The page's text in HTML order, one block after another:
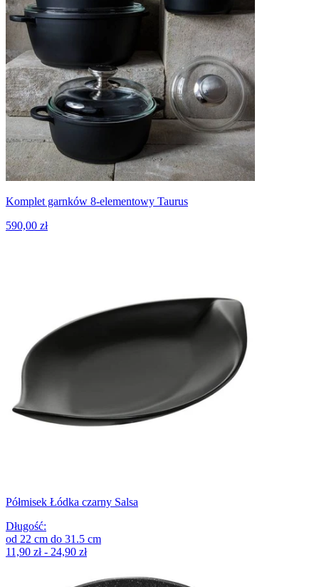
Komplet garnków 8-elementowy Taurus
590,00 zł
Półmisek Łódka czarny Salsa
Długość:
od 22 cm do 31.5 cm
11,90 zł - 24,90 zł